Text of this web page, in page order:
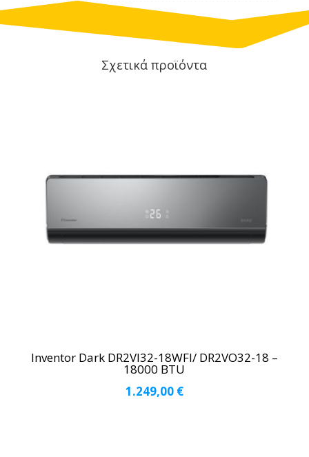
Σχετικά προϊόντα
Inventor Dark DR2VI32-18WFI/ DR2VO32-18 –
18000 BTU
1.249,00 €